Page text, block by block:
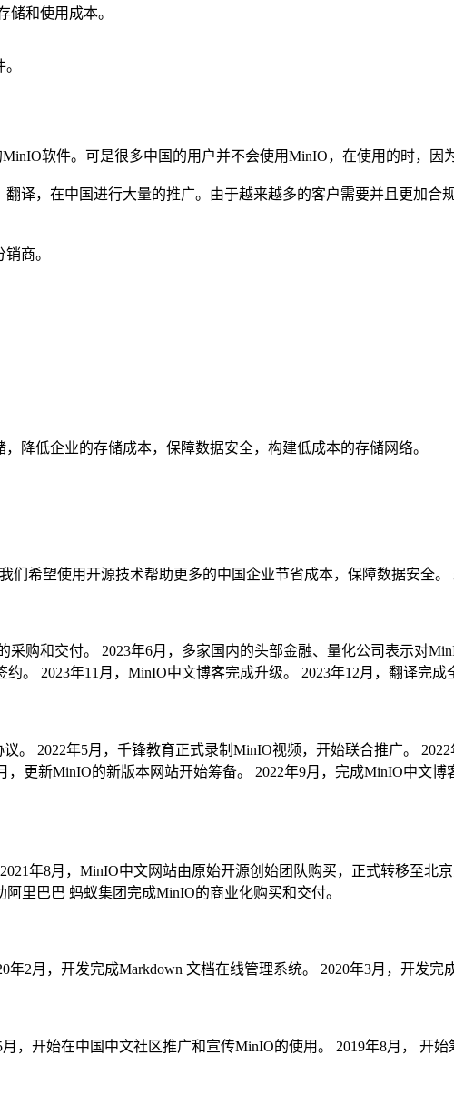
储和使用成本。
MinIO软件。可是很多中国的用户并不会使用MinIO，在使用的时，
译，在中国进行大量的推广。由于越来越多的客户需要并且更加合
商。
降低企业的存储成本，保障数据安全，构建低成本的存储网络。
们希望使用开源技术帮助更多的中国企业节省成本，保障数据安全。
采购和交付。 2023年6月，多家国内的头部金融、量化公司表示对
。 2023年11月，MinIO中文博客完成升级。 2023年12月，翻译完成
。 2022年5月，千锋教育正式录制MinIO视频，开始联合推广。
，更新MinIO的新版本网站开始筹备。 2022年9月，完成MinIO中文博
2021年8月，MinIO中文网站由原始开源创始团队购买，正式转移至北京
阿里巴巴 蚂蚁集团完成MinIO的商业化购买和交付。
年2月，开发完成Markdown 文档在线管理系统。 2020年3月，开发完
月，开始在中国中文社区推广和宣传MinIO的使用。 2019年8月， 开始